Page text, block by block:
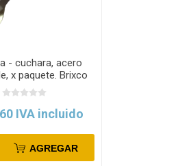
- cuchara, acero
x paquete. Brixco
IVA incluido
AGREGAR